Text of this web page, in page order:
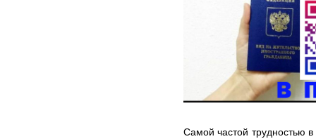
Самой частой трудностью в